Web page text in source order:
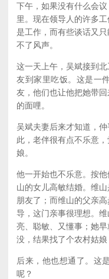
下午，如果没有什么会
里。现在领导人的许多
是工作，而有些谈话又
不了风声。
这一天上午，吴斌接到
友到家里吃饭。这是一
友，他们也让他把她带
的面哩。
吴斌夫妻后来才知道，
此，老伴很有点不乐意
娘。
他一开始也不乐意。按
山的女儿高敏结婚。维
朋友了；而维山的父亲
导，这门亲事很理想。
亮、聪敏、又懂事；她
没，结果找了个农村姑娘
后来，他也想通了。这
呢？